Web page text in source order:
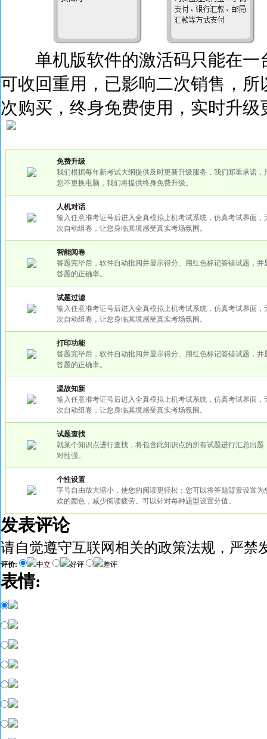
单机版软件的激活码只能在一
可收回重用，已影响二次销售，
次购买，终身免费使用，实时升
免费升级
我们根据每年新考试大纲提供及时更新升级服务，我们郑重承诺，
您不更换电脑，我们将提供终身免费升级。
人机对话
输入任意准考证号后进入全真模拟上机考试系统，仿真考试界面，
次自动组卷，让您身临其境感受真实考场氛围。
智能阅卷
答题完毕后，软件自动批阅并显示得分、用红色标记答错试题，并
答题的正确率。
试题过滤
输入任意准考证号后进入全真模拟上机考试系统，仿真考试界面，
次自动组卷，让您身临其境感受真实考场氛围。
打印功能
答题完毕后，软件自动批阅并显示得分、用红色标记答错试题，并
答题的正确率。
温故知新
输入任意准考证号后进入全真模拟上机考试系统，仿真考试界面，
次自动组卷，让您身临其境感受真实考场氛围。
试题查找
就某个知识点进行查找，将包含此知识点的所有试题进行汇总出题
对性强。
个性设置
字号自由放大缩小，使您的阅读更轻松；您可以将答题背景设置为
欢的颜色，减少阅读疲劳。可以针对每种题型设置分值。
发表评论
请自觉遵守互联网相关的政策法规，严禁
评价: 中立 好评 差评
表情: